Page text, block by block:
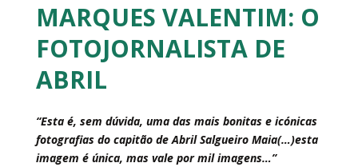
MARQUES VALENTIM: O
FOTOJORNALISTA DE
ABRIL
“Esta é, sem dúvida, uma das mais bonitas e icónicas
fotografias do capitão de Abril Salgueiro Maia(…)esta
imagem é única, mas vale por mil imagens…”